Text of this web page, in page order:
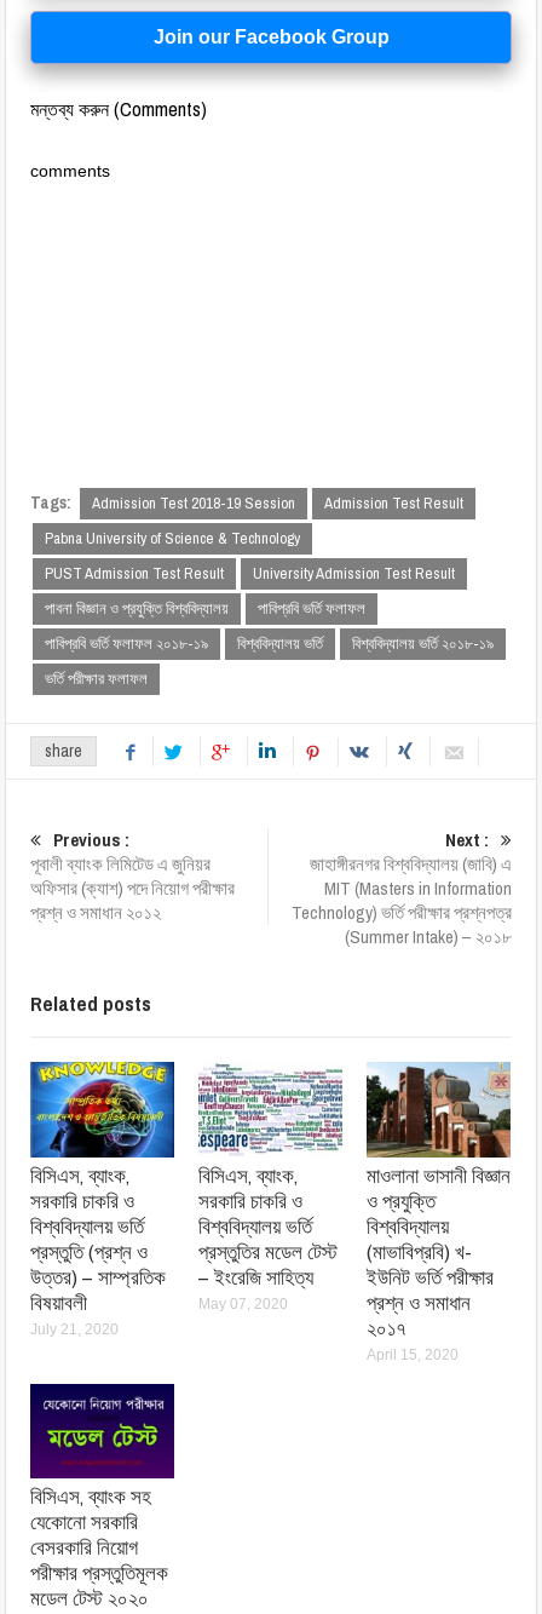
Join our Facebook Group
মন্তব্য করুন (Comments)
comments
Tags: Admission Test 2018-19 Session
Admission Test Result
Pabna University of Science & Technology
PUST Admission Test Result
University Admission Test Result
পাবনা বিজ্ঞান ও প্রযুক্তি বিশ্ববিদ্যালয়
পাবিপ্রবি ভর্তি ফলাফল
পাবিপ্রবি ভর্তি ফলাফল ২০১৮-১৯
বিশ্ববিদ্যালয় ভর্তি
বিশ্ববিদ্যালয় ভর্তি ২০১৮-১৯
ভর্তি পরীক্ষার ফলাফল
share
Previous :
পূবালী ব্যাংক লিমিটেড এ জুনিয়র
অফিসার (ক্যাশ) পদে নিয়োগ পরীক্ষার
প্রশ্ন ও সমাধান ২০১২
Next :
জাহাঙ্গীরনগর বিশ্ববিদ্যালয় (জাবি) এ
MIT (Masters in Information
Technology) ভর্তি পরীক্ষার প্রশ্নপত্র
(Summer Intake) – ২০১৮
Related posts
বিসিএস, ব্যাংক,
সরকারি চাকরি ও
বিশ্ববিদ্যালয় ভর্তি
প্রস্তুতি (প্রশ্ন ও
উত্তর) – সাম্প্রতিক
বিষয়াবলী
July 21, 2020
বিসিএস, ব্যাংক,
সরকারি চাকরি ও
বিশ্ববিদ্যালয় ভর্তি
প্রস্তুতির মডেল টেস্ট
– ইংরেজি সাহিত্য
May 07, 2020
মাওলানা ভাসানী বিজ্ঞান
ও প্রযুক্তি
বিশ্ববিদ্যালয়
(মাভাবিপ্রবি) খ-
ইউনিট ভর্তি পরীক্ষার
প্রশ্ন ও সমাধান
২০১৭
April 15, 2020
বিসিএস, ব্যাংক সহ
যেকোনো সরকারি
বেসরকারি নিয়োগ
পরীক্ষার প্রস্তুতিমূলক
মডেল টেস্ট ২০২০